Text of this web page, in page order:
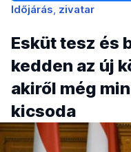
Időjárás zivatar
Esküt tesz és
kedden az új
akiről még
kicsoda